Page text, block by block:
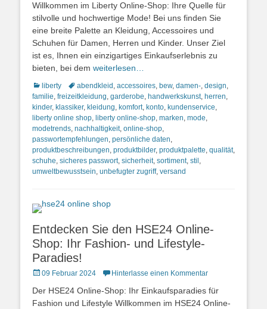
Willkommen im Liberty Online-Shop: Ihre Quelle für
stilvolle und hochwertige Mode! Bei uns finden Sie
eine breite Palette an Kleidung, Accessoires und
Schuhen für Damen, Herren und Kinder. Unser Ziel
ist es, Ihnen ein einzigartiges Einkaufserlebnis zu
bieten, bei dem weiterlesen…
Kategorien
liberty Schlagworte
abendkleid , accessoires, bew, damen-, design,
familie, freizeitkleidung, garderobe, handwerkskunst, herren,
kinder, klassiker, kleidung, komfort, konto, kundenservice,
liberty online shop, liberty online-shop, marken, mode,
modetrends, nachhaltigkeit, online-shop,
passwortempfehlungen, persönliche daten,
produktbeschreibungen, produktbilder, produktpalette, qualität,
schuhe, sicheres passwort, sicherheit, sortiment, stil ,
umweltbewusstsein, unbefugter zugriff, versand
Entdecken Sie den HSE24 Online-
Shop: Ihr Fashion- und Lifestyle-
Paradies!
Posted
09 Februar 2024 Hinterlasse einen Kommentar
Der HSE24 Online-Shop: Ihr Einkaufsparadies für
Fashion und Lifestyle Willkommen im HSE24 Online-